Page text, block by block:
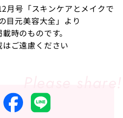
月号「スキンケアとメイクで
目元美容大全 」より
時のものです。
ご遠慮ください